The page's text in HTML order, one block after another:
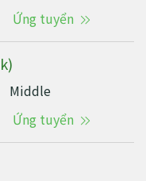
Ứng tuyển
Middle
Ứng tuyển